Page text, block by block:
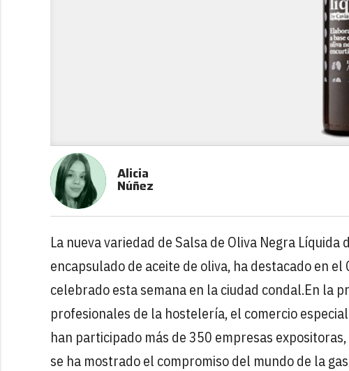
Alicia
Núñez
La nueva variedad de Salsa de Oliva Negra
encapsulado de aceite de oliva, ha destacado en
celebrado esta semana en la ciudad condal.En la
profesionales de la hostelería, el comercio
han participado más de 350 empresas
se ha mostrado el compromiso del mundo de la